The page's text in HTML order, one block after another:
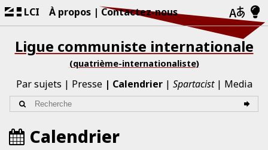
LCI À propos Contactez-nous
Ligue communiste internationale
(quatrième-internationaliste)
Par sujets Presse Calendrier Spartacist Media
Calendrier